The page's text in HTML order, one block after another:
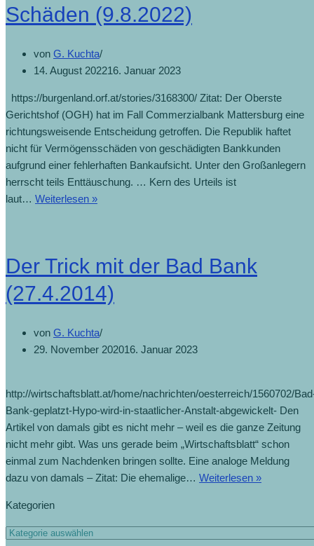
Schäden (9.8.2022)
von G. Kuchta
14. August 202216. Januar 2023
https://burgenland.orf.at/stories/3168300/ Zitat: Der Oberste
Gerichtshof (OGH) hat im Fall Commerzialbank Mattersburg eine
richtungsweisende Entscheidung getroffen. Die Republik haftet
nicht für Vermögensschäden von geschädigten Bankkunden
aufgrund einer fehlerhaften Bankaufsicht. Unter den Großanlegern
herrscht teils Enttäuschung. … Kern des Urteils ist
laut… Weiterlesen »Republik
Schäden
Der Trick mit der Bad Bank
(27.4.2014)
von G. Kuchta
29. November 202016. Januar 2023
http://wirtschaftsblatt.at/home/nachrichten/oesterreich/1560702/
Bank-geplatzt-Hypo-wird-in-staatlicher-Anstalt-abgewickelt- Den
Artikel von damals gibt es nicht mehr – weil es die ganze Zeitung
nicht mehr gibt. Was uns gerade beim „Wirtschaftsblatt“ schon
einmal zum Nachdenken bringen sollte. Eine analoge Meldung
dazu von damals – Zitat: Die ehemalige… Weiterlesen »Der
der
Kategorien
Kategorien